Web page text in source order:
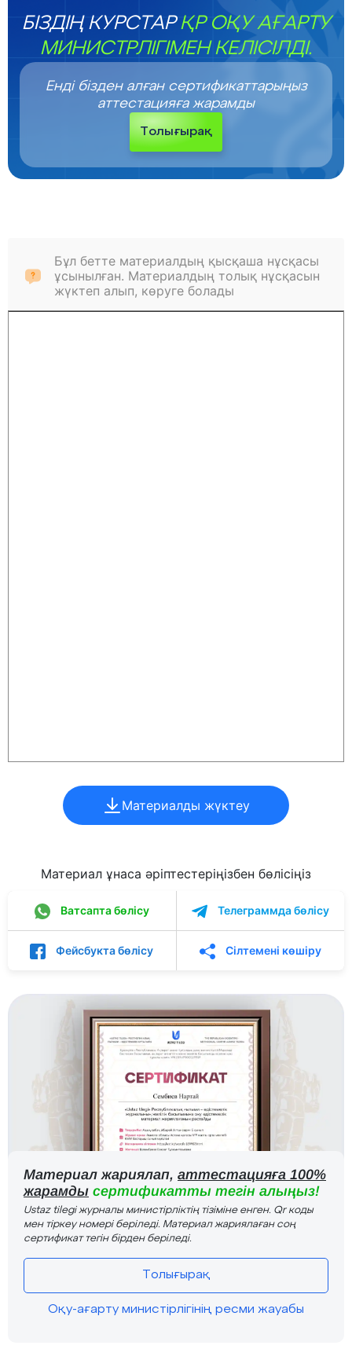
БІЗДІҢ КУРСТАРҚР ОҚУ АҒАРТУ
МИНИСТРЛІГІМЕН КЕЛІСІЛДІ.
Енді бізден алған сертификаттарыңыз
аттестацияға жарамды
Толығырақ
Бұл бетте материалдың қысқаша нұсқасы
ұсынылған. Материалдың толық нұсқасын
жүктеп алып, көруге болады
Материалды жүктеу
Материал ұнаса әріптестеріңізбен бөлісіңіз
Ватсапта бөлісу Телеграммда бөлісу
Фейсбукта бөлісу Сілтемені көшіру
Материал жариялап, аттестацияға 100%
жарамды сертификатты тегін алыңыз!
Ustaz tilegi журналы министірліктің тізіміне енген. Qr коды
мен тіркеу номері беріледі. Материал жариялаған соң
сертификат тегін бірден беріледі.
Толығырақ
Оқу-ағарту министірлігінің ресми жауабы